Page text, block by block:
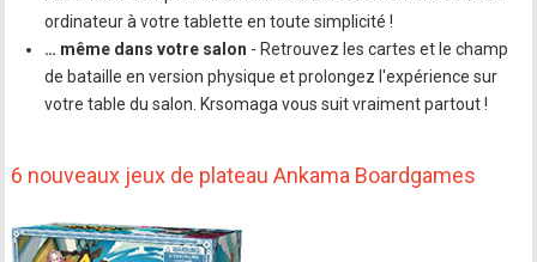
ordinateur à votre tablette en toute simplicité !
… même dans votre salon - Retrouvez les cartes et le champ
de bataille en version physique et prolongez l'expérience sur
votre table du salon. Krsomaga vous suit vraiment partout !
6 nouveaux jeux de plateau Ankama Boardgames